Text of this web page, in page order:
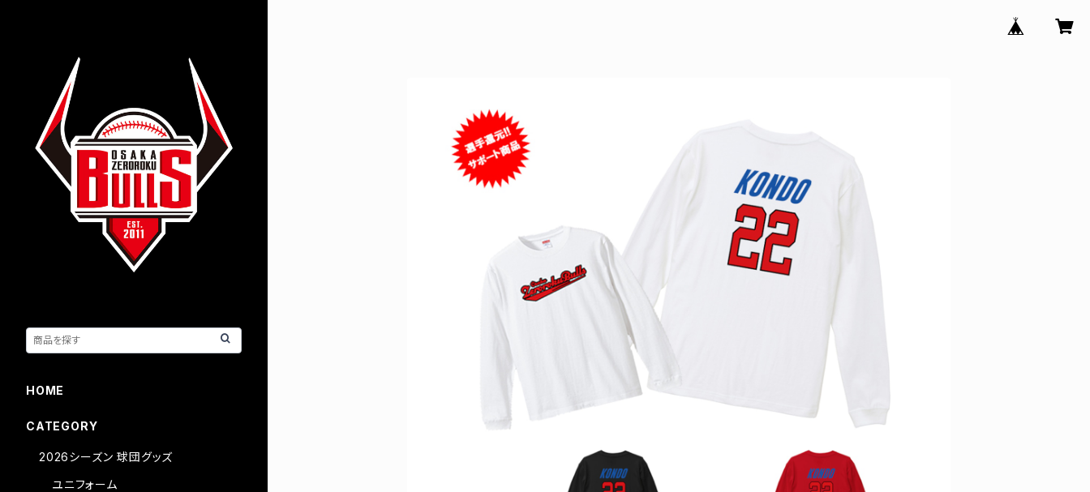
HOME
CATEGORY
2026シーズン 球団グッズ
ユニフォーム